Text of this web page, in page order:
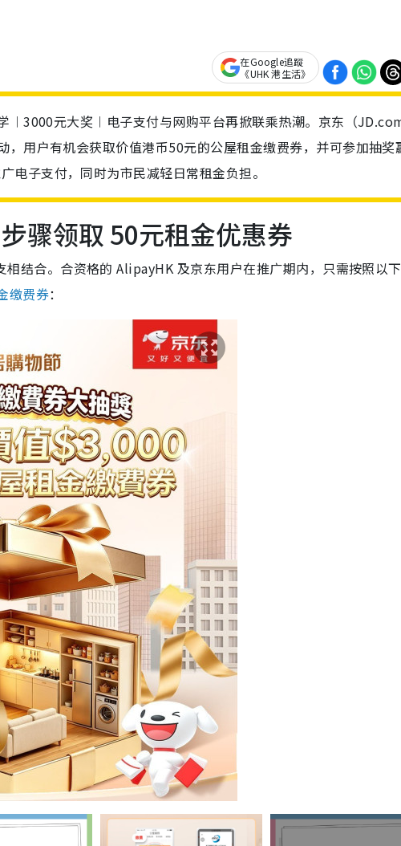
在Google追蹤
《UHK 港生活》
︱3000元大奖︱电子支付与网购平台再掀联乘热潮。京东（
用户有机会获取价值港币50元的公屋租金缴费券，并可参加抽奖
电子支付，同时为市民减轻日常租金负担。
骤领取 50元租金优惠券
结合。合资格的 AlipayHK 及京东用户在推广期内，只需按照以
缴费券：